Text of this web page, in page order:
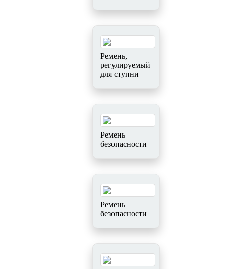
Ремень,
регулируемый
для ступни
Ремень
безопасности
Ремень
безопасности